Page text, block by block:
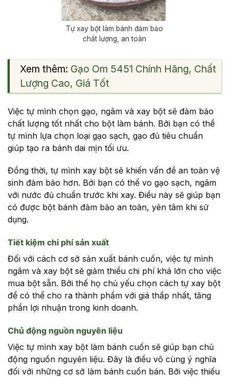
Tự xay bột làm bánh đảm bảo
chất lượng, an toàn
Xem thêm: Gạo Om 5451 Chính Hãng, Chất
Lượng Cao, Giá Tốt
Việc tự mình chọn gạo, ngâm và xay bột sẽ đảm bảo
chất lượng tốt nhất cho bột làm bánh. Bởi bạn có thể
tự mình lựa chọn loại gạo sạch, gạo đủ tiêu chuẩn
giúp tạo ra bánh dai mịn tối ưu.
Đồng thời, tự mình xay bột sẽ khiến vấn đề an toàn vệ
sinh đảm bảo hơn. Bởi bạn có thể vo gạo sạch, ngâm
với nước đủ chuẩn trước khi xay. Điều này sẽ giúp bạn
có được bột bánh đảm bảo an toàn, yên tâm khi sử
dụng.
Tiết kiệm chi phí sản xuất
Đối với cách cơ sở sản xuất bánh cuốn, việc tự mình
ngâm và xay bột sẽ giảm thiểu chi phí khá lớn cho việc
mua bột sẵn. Bởi thế họ chủ yếu chọn cách tự xay bột
để có thể cho ra thành phẩm với giá thấp nhất, tăng
phần lợi nhuận trong kinh doanh.
Chủ động nguồn nguyên liệu
Việc tự mình xay bột làm bánh cuốn sẽ giúp bạn chủ
động nguồn nguyên liệu. Đây là điều vô cùng ý nghĩa
đối với những cơ sở làm bánh cuốn bán. Bởi việc thiếu